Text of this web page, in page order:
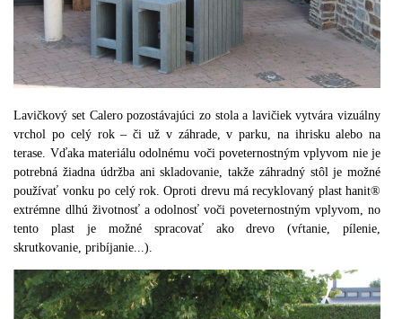
Lavičkový set Calero pozostávajúci zo stola a lavičiek vytvára vizuálny
vrchol po celý rok – či už v záhrade, v parku, na ihrisku alebo na
terase. Vďaka materiálu odolnému voči poveternostným vplyvom nie je
potrebná žiadna údržba ani skladovanie, takže záhradný stôl je možné
používať vonku po celý rok. Oproti drevu má recyklovaný plast hanit®
extrémne dlhú životnosť a odolnosť voči poveternostným vplyvom, no
tento plast je možné spracovať ako drevo (vŕtanie, pílenie,
skrutkovanie, pribíjanie...).